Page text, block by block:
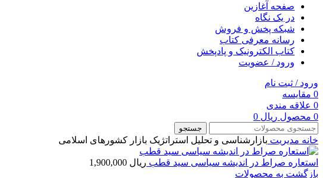
صفحه آغازین
در یک نگاه
شبکه پخش و فروش
رسانه معرفی کتاب
کتاب الکترونیک و پادپخش
ورود / عضویت
ورود / ثبت نام
0 مقایسه
0 علاقه مندی
0 محصول ریال
جستجو
خانه مديريت بازارشناسی و تحلیل استراتژیک بازار کشورهای اسلامی
استعاره صراط در اندیشه سیاسی سید قطب ریال
بازگشت به محصولات